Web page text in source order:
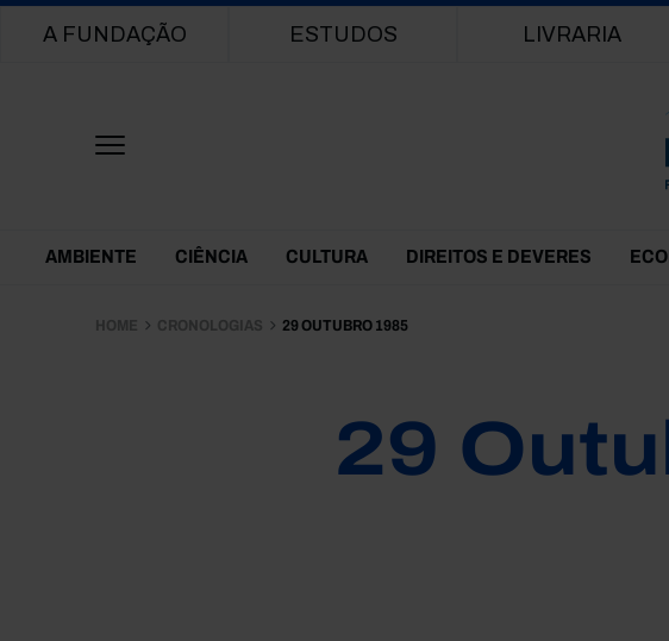
Main navigation
A FUNDAÇÃO ESTUDOS LIVRARIA
Themes Menu
AMBIENTE CIÊNCIA CULTURA DIREITOS E DEVERES
HOME CRONOLOGIAS 29 OUTUBRO 1985
29